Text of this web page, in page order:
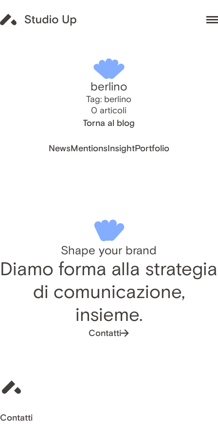
berlino
Tag: berlino
0 articoli
Torna al blog
NewsMentionsInsightPortfolio
Shape your brand
Diamo forma alla strategia
di comunicazione,
insieme.
Contatti
Contatti